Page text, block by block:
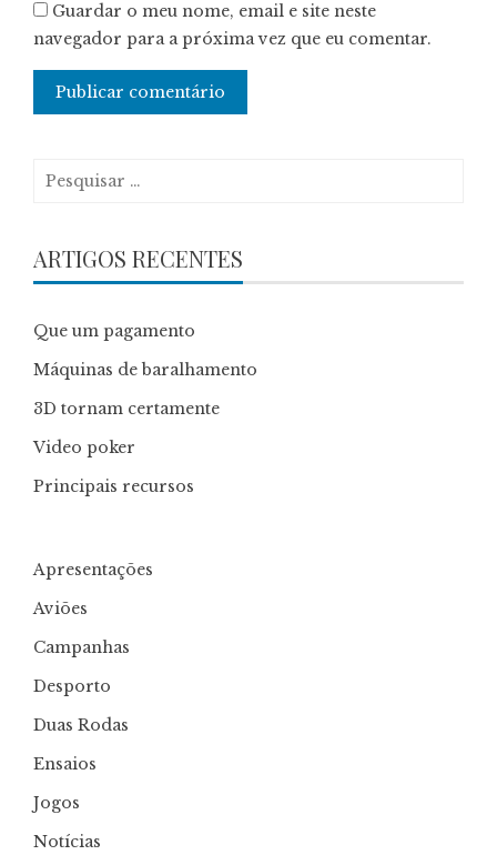
Guardar o meu nome, email e site neste
navegador para a próxima vez que eu comentar.
Pesquisar
ARTIGOS RECENTES
Que um pagamento
Máquinas de baralhamento
3D tornam certamente
Video poker
Principais recursos
Apresentações
Aviões
Campanhas
Desporto
Duas Rodas
Ensaios
Jogos
Notícias